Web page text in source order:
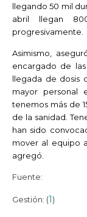
llegando 50 mil
abril llegan
progresivamente.
Asimismo,
encargado de
llegada de dosis
mayor personal
tenemos más de
de la sanidad.
han sido
mover al equipo
agregó.
Fuente:
Gestión: (1)